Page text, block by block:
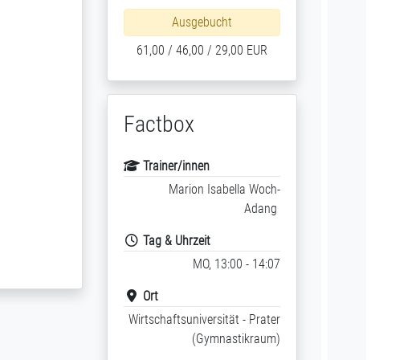
Ausgebucht
61,00 / 46,00 / 29,00 EUR
Factbox
Trainer/innen
Marion Isabella Woch-
Adang
Tag & Uhrzeit
MO, 13:00 - 14:07
Ort
Wirtschaftsuniversität - Prater
(Gymnastikraum)